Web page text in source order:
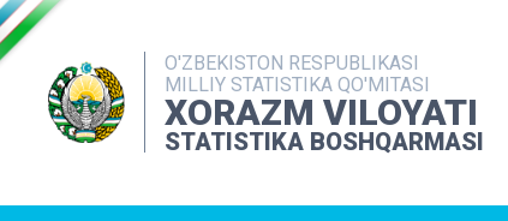
O'ZBEKISTON RESPUBLIKASI
MILLIY STATISTIKA QO'MITASI
XORAZM VILOYATI
STATISTIKA BOSHQARMASI